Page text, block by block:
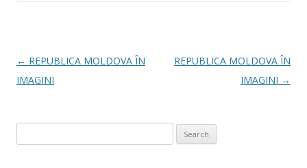
Post navigation
← REPUBLICA MOLDOVA ÎN
IMAGINI
REPUBLICA MOLDOVA ÎN
IMAGINI →